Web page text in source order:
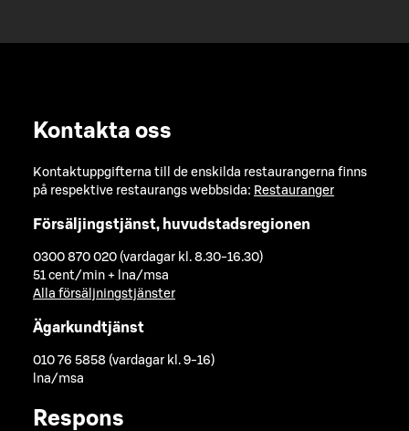
Kontakta oss
Kontaktuppgifterna till de enskilda restaurangerna finns
på respektive restaurangs webbsida: Restauranger
Försäljingstjänst, huvudstadsregionen
0300 870 020 (vardagar kl. 8.30-16.30)
51 cent/min + lna/msa
Alla försäljningstjänster
Ägarkundtjänst
010 76 5858 (vardagar kl. 9-16)
lna/msa
Respons